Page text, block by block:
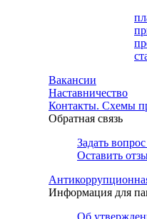
Вакансии
Наставничество
Контакты. Схемы
Обратная связь
Задать
Оставить
Информация для
Об